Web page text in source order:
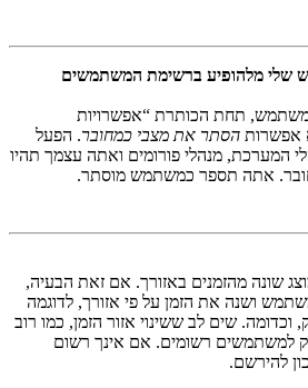
שלי מלהופיע ברשימת המשתמשים
תחת הכותרת “אפשרויות
אפשרות הסתר את מצבי כמחובר. הפעל
המערכת, מנהלי פורומים ואתה עצמך תהיו
אתה תספר כמשתמש מוסתר.
שונה מהזמנים באזורך. אם זאת הבעיה,
ושנה את הזמן על פי אזורך, לדוגמה
וכדומה. שים לב ששינוי אזור הזמן, כמו רוב
למשתמשים רשומים. אם אינך רשום
להירשם.